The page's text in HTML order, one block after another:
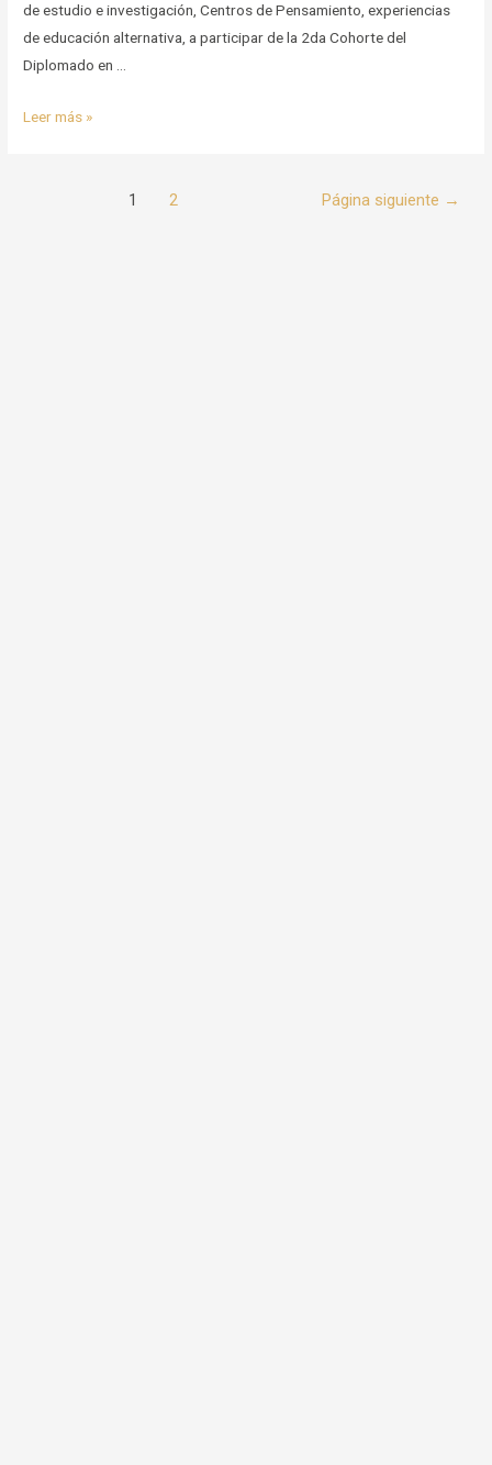
de estudio e investigación, Centros de Pensamiento, experiencias
de educación alternativa, a participar de la 2da Cohorte del
Diplomado en …
Segunda
Leer más »
1 2 Página siguiente →